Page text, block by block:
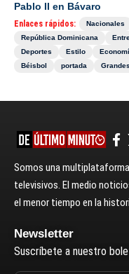
Pablo II en Bávaro
Enlaces rápidos: Nacionales
República Dominicana
Deportes
Estilo
Béisbol
portada
Somos una
televisivos. El medio
el menor tiempo en la
Newsletter
Suscríbete a nuestro